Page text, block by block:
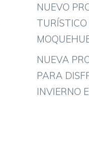
NUEVO
NUEVA
PARA
INVIERNO